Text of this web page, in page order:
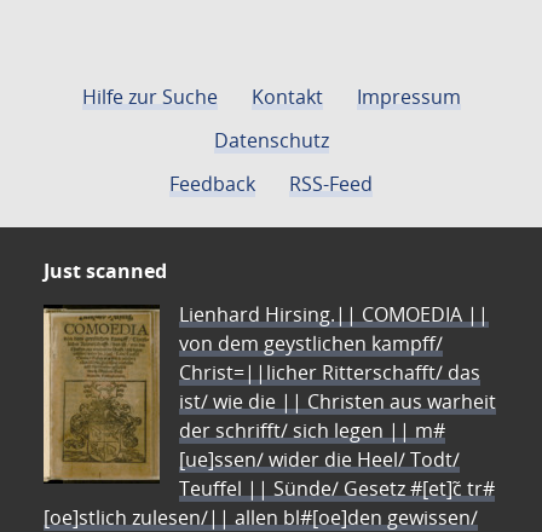
Hilfe zur Suche Kontakt
Impressum
Datenschutz
Feedback
RSS-Feed
Just scanned
Lienhard Hirsing.|| COMOEDIA ||
von dem geystlichen kampff/
Christ=||licher Ritterschafft/ das
ist/ wie die || Christen aus warheit
der schrifft/ sich legen || m#
[ue]ssen/ wider die Heel/ Todt/
Teuffel || Sünde/ Gesetz #[et]c̃ tr#
[oe]stlich zulesen/|| allen bl#[oe]den gewissen/